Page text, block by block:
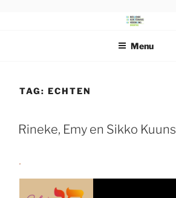
Beeldende Kunstenaars Vereniging
Menu
TAG:ECHTEN
Rineke, Emy en Sikko